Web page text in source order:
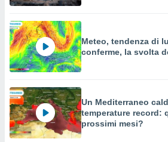
Meteo, tendenza di
conferme, la svolta
Un Mediterraneo
temperature record:
prossimi mesi?